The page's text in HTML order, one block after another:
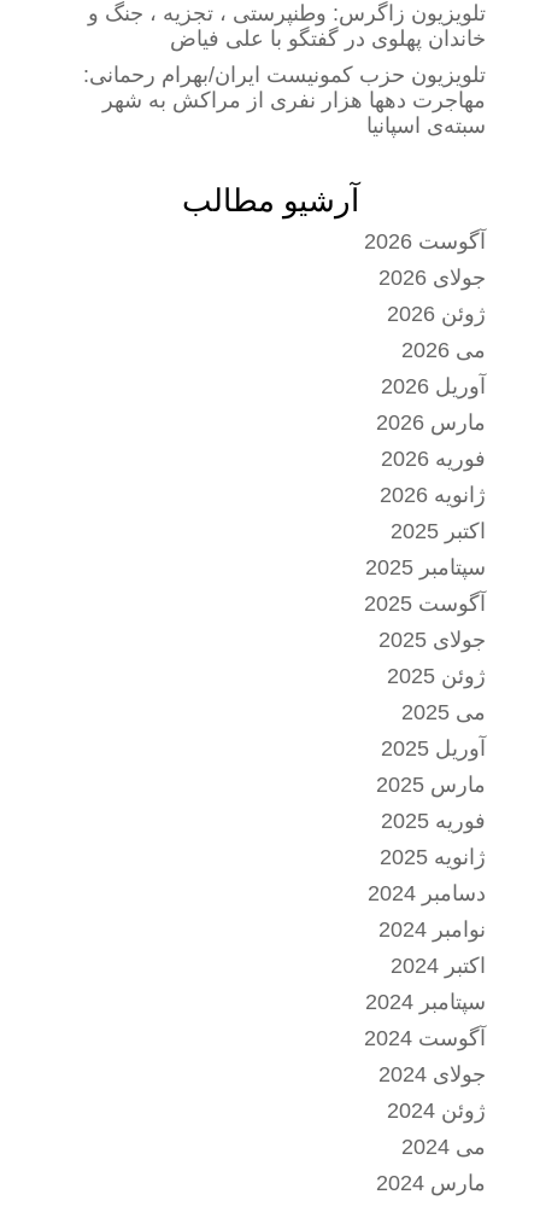
تلویزیون زاگرس: وطنپرستی ، تجزیه ، جنگ و
خاندان پهلوی در گفتگو با علی فیاض
تلویزیون حزب کمونیست ایران/بهرام رحمانی:
مهاجرت دهها هزار نفری از مراکش به شهر
سبته‌ی اسپانیا
آرشیو مطالب
آگوست 2026
جولای 2026
ژوئن 2026
می 2026
آوریل 2026
مارس 2026
فوریه 2026
ژانویه 2026
اکتبر 2025
سپتامبر 2025
آگوست 2025
جولای 2025
ژوئن 2025
می 2025
آوریل 2025
مارس 2025
فوریه 2025
ژانویه 2025
دسامبر 2024
نوامبر 2024
اکتبر 2024
سپتامبر 2024
آگوست 2024
جولای 2024
ژوئن 2024
می 2024
مارس 2024